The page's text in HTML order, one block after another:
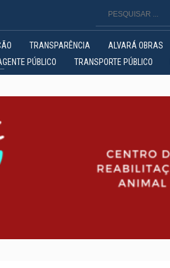
TRANSPARÊNCIA ALVARÁ OBRAS
PÚBLICO TRANSPORTE PÚBLICO